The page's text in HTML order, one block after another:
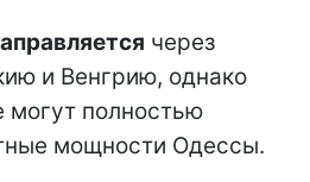
через
и Венгрию, однако
могут полностью
мощности Одессы.